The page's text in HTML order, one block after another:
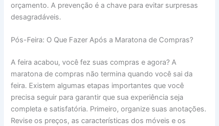
orçamento. A prevenção é a chave para evitar surpresas
desagradáveis.
Pós-Feira: O Que Fazer Após a Maratona de Compras?
A feira acabou, você fez suas compras e agora? A
maratona de compras não termina quando você sai da
feira. Existem algumas etapas importantes que você
precisa seguir para garantir que sua experiência seja
completa e satisfatória. Primeiro, organize suas anotações.
Revise os preços, as características dos móveis e os